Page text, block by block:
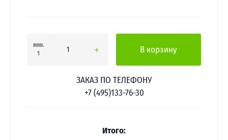
мин.
1
В корзину
ЗАКАЗ ПО ТЕЛЕФОНУ
+7 (495)133-76-30
Итого: